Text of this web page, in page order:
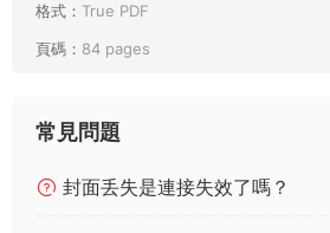
格式： True PDF
頁碼： 84 pages
常見問題
封面丢失是連接失效了嗎？